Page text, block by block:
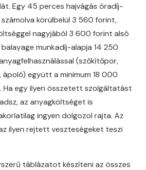
Egy 45 perces hajvágás óradíj-
körülbelül 3 560 forint,
nagyjából 3 600 forint alsó
munkadíj-alapja 14 250
(szőkítőpor,
ápoló) együtt a minimum 18 000
Ha egy ilyen összetett szolgáltatást
az anyagköltséget is
ingyen dolgozol rajta. Az
ilyen rejtett veszteségeket teszi
táblázatot készíteni az összes